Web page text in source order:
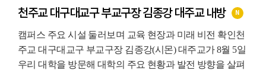
천주교 대구대교구 부교구장 김종강 대주교 내방 N
캠퍼스 주요 시설 둘러보며 교육 현장과 미래 비전 확인천
주교 대구대교구 부교구장 김종강(시몬) 대주교가 8월 5일
우리 대학을 방문해 대학의 주요 현황과 발전 방향을 살펴